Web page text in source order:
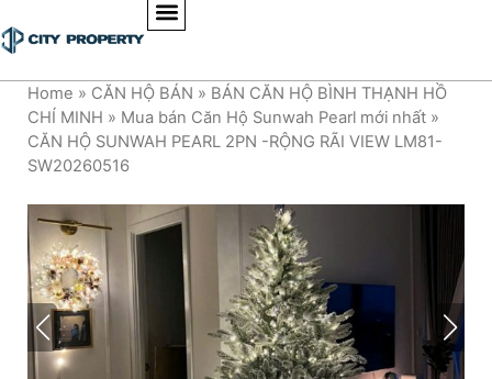
Home » CĂN HỘ BÁN » BÁN CĂN HỘ BÌNH THẠNH HỒ
CHÍ MINH » Mua bán Căn Hộ Sunwah Pearl mới nhất »
CĂN HỘ SUNWAH PEARL 2PN -RỘNG RÃI VIEW LM81-
SW20260516